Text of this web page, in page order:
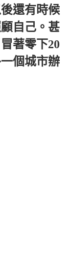
還有時候
自己。甚
著零下20
個城市辦